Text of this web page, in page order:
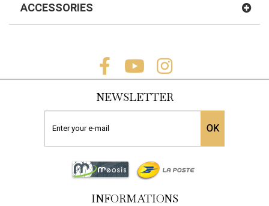
ACCESSORIES
PLINTHE CHÂTAIGNI...
12,02 €
COMMANDER
NEWSLETTER
OK
INFORMATIONS